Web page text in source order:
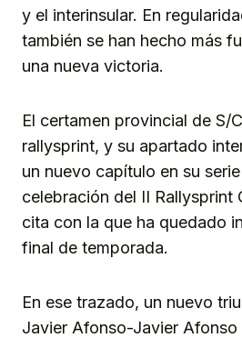
y el interinsular. En
también se han hecho más
una nueva victoria.
El certamen provincial de S/
rallysprint, y su apartado
un nuevo capítulo en su
celebración del II Rallysprint
cita con la que ha quedado
final de temporada.
En ese trazado, un nuevo
Javier Afonso-Javier Afonso